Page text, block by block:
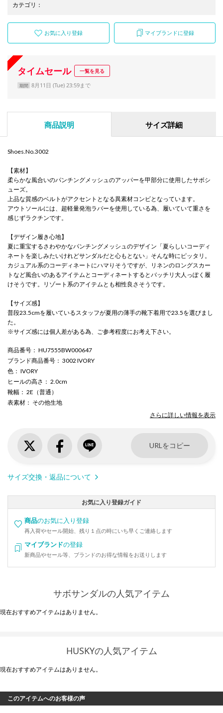
カテゴリ ：
お気に入り登録 マイブランドに登録
タイムセール 一覧を見る
期間 8月11日 (Tue) 23:59まで
商品説明 サイズ詳細
Shoes.No.3002
【素材】
柔らかな風合いのパンチングメッシュのアッパーを甲部分に使用したサボシ
ューズ。
上品な質感のベルトがアクセントとなる異素材コンビとなっています。
アウトソールには、超軽量発泡ラバーを使用している為、履いていて重さを
感じずラクチンです。
【デザイン履き心地】
夏に重宝するさわやかなパンチングメッシュのデザイン「夏らしいコーディ
ネートを楽しみたいけれどサンダルだと心もとない」そんな時にピッタリ。
カジュアル系のコーディネートにハマりそうですが、リネンのロングスカー
トなど風合いのあるアイテムとコーディネートするとバッチリ大人っぽく履
けそうです。リゾート系のアイテムとも相性良さそうです。
【サイズ感】
普段23.5cmを履いているスタッフが夏用の薄手の靴下着用で23.5を選びまし
た。
※サイズ感には個人差がある為、ご参考程度にお考え下さい。
商品番号 ： HU7555BW000647
ブランド商品番号 ： 3002 IVORY
色 ： IVORY
ヒールの高さ ： 2.0cm
靴幅 ： 2E（普通）
表素材 ： その他生地
さらに詳しい情報を表示
URLをコピー
サイズ交換・返品について
お気に入り登録ガイド
商品のお気に入り登録
再入荷やセール開始、残り１点の時にいち早くご連絡します
マイブランドの登録
新商品やセール等、ブランドのお得な情報をお送りします
サボサンダルの人気アイテム
現在おすすめアイテムはありません。
HUSKYの人気アイテム
現在おすすめアイテムはありません。
このアイテムへのお客様の声